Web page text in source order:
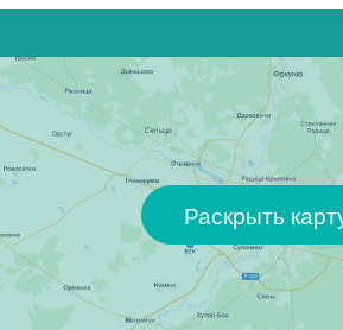
Раскрыть